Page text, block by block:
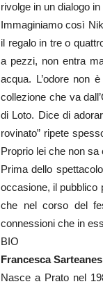
rivolge in un dialogo
Immaginiamo così
il regalo in tre o
a pezzi, non entra
acqua. L’odore non
collezione che va
di Loto. Dice di
rovinato” ripete
Proprio lei che non
Prima dello
occasione, il pubblico
che nel corso del
connessioni che in
BIO
Francesca
Nasce a Prato nel